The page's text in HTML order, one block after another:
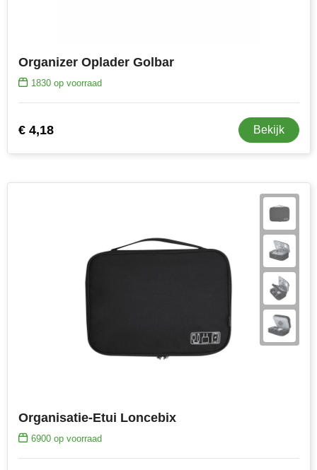
Organizer Oplader Golbar
1830op voorraad
€ 4,18 Bekijk
Organisatie-Etui Loncebix
6900op voorraad